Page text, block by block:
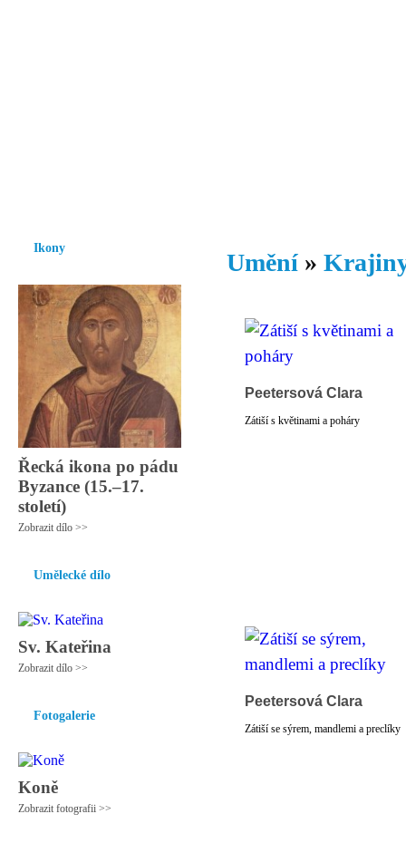
Ikony
Řecká ikona po pádu
Byzance (15.–17.
století)
Zobrazit dílo >>
Umělecké dílo
Sv. Kateřina
Zobrazit dílo >>
Fotogalerie
Koně
Zobrazit fotografii >>
Umění »
Peetersová Clara
Zátiší s květinami a poháry
Peetersová Clara
Zátiší se sýrem, mandlemi a preclíky